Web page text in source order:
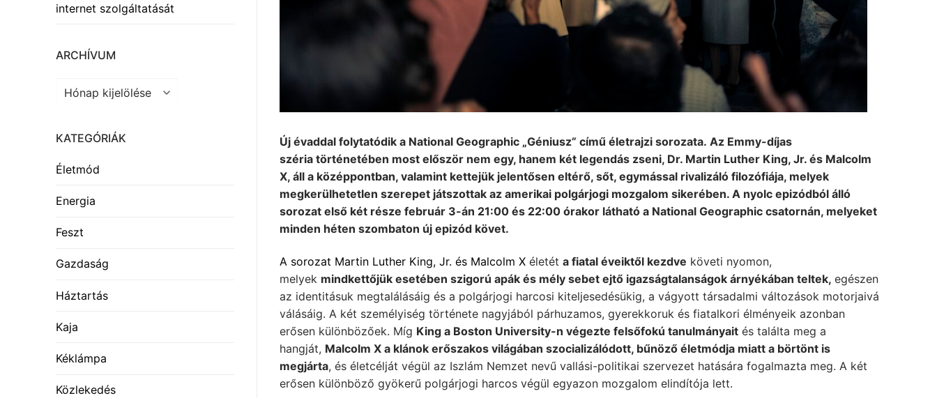
Új évaddal folytatódik a National Geographic „Géniusz” című életrajzi sorozata. Az Emmy-díjas
széria történetében most először nem egy, hanem két legendás zseni, Dr. Martin Luther King, Jr. és Malcolm
X, áll a középpontban, valamint kettejük jelentősen eltérő, sőt, egymással rivalizáló filozófiája, melyek
megkerülhetetlen szerepet játszottak az amerikai polgárjogi mozgalom sikerében. A nyolc epizódból álló
sorozat első két része február 3-án 21:00 és 22:00 órakor látható a National Geographic csatornán, melyeket
minden héten szombaton új epizód követ.
A sorozat Martin Luther King, Jr. és Malcolm X életét a fiatal éveiktől kezdve követi nyomon,
melyek mindkettőjük esetében szigorú apák és mély sebet ejtő igazságtalanságok árnyékában teltek, egészen
az identitásuk megtalálásáig és a polgárjogi harcosi kiteljesedésükig, a vágyott társadalmi változások motorjaivá
válásáig. A két személyiség története nagyjából párhuzamos, gyerekkoruk és fiatalkori élményeik azonban
erősen különbözőek. Míg King a Boston University-n végezte felsőfokú tanulmányait és találta meg a
hangját, Malcolm X a klánok erőszakos világában szocializálódott, bűnöző életmódja miatt a börtönt is
megjárta, és életcélját végül az Iszlám Nemzet nevű vallási-politikai szervezet hatására fogalmazta meg. A két
erősen különböző gyökerű polgárjogi harcos végül egyazon mozgalom elindítója lett.
internet szolgáltatását
ARCHÍVUM
Archívum
KATEGÓRIÁK
Életmód
Energia
Feszt
Gazdaság
Háztartás
Kaja
Kéklámpa
Közlekedés